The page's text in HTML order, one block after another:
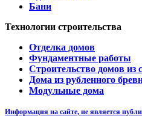
Бани
Технологии строительства
Отделка домов
Фундаментные работы
Строительство домов из
Дома из рубленного
Модульные дома
Информация на сайте, не является